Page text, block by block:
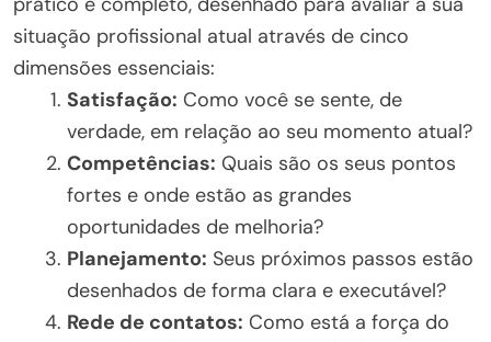
situação profissional atual através de cinco
dimensões essenciais:
Satisfação: Como você se sente, de
verdade, em relação ao seu momento atual?
Competências: Quais são os seus pontos
fortes e onde estão as grandes
oportunidades de melhoria?
Planejamento: Seus próximos passos estão
desenhados de forma clara e executável?
Rede de contatos: Como está a força do